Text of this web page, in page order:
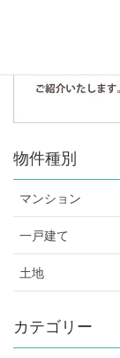
物件種別
マンション
一戸建て
土地
カテゴリー